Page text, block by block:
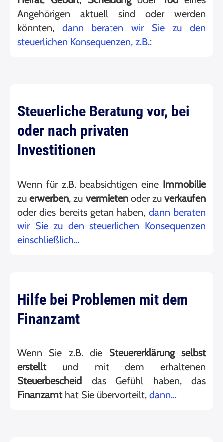
Angehörigen aktuell sind oder werden
könnten, dann beraten wir Sie zu den
steuerlichen Konsequenzen, z.B.:
Steuerliche Beratung vor, bei
oder nach privaten
Investitionen
Wenn für z.B. beabsichtigen eine Immobilie
zuerwerben, zu vermietenoder zuverkaufen
oder dies bereits getan haben, dann beraten
wir Sie zu den steuerlichen Konsequenzen
einschließlich…
Hilfe bei Problemen mit dem
Finanzamt
Wenn Sie z.B. die Steuererklärung selbst
erstelltund mit dem erhaltenen
Steuerbescheid das Gefühl haben, das
Finanzamthat Sie übervorteilt, dann…